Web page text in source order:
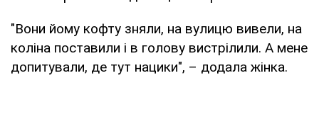
"Вони йому кофту зняли, на вулицю вивели, на
коліна поставили і в голову вистрілили. А мене
допитували, де тут нацики", – додала жінка.